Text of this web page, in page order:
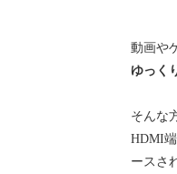
動画や
ゆっく
そんな
HDMI
ースさ